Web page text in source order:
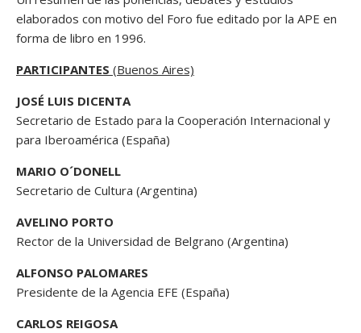
elaborados con motivo del Foro fue editado por la APE en
forma de libro en 1996.
PARTICIPANTES (Buenos Aires)
JOSÉ LUIS DICENTA
Secretario de Estado para la Cooperación Internacional y
para Iberoamérica (España)
MARIO O´DONELL
Secretario de Cultura (Argentina)
AVELINO PORTO
Rector de la Universidad de Belgrano (Argentina)
ALFONSO PALOMARES
Presidente de la Agencia EFE (España)
CARLOS REIGOSA